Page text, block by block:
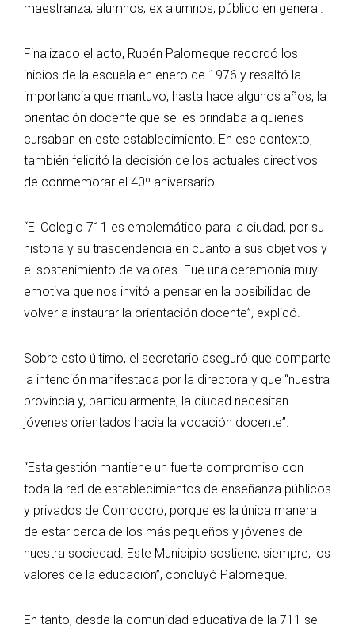
maestranza; alumnos; ex alumnos; público en general.
Finalizado el acto, Rubén Palomeque recordó los
inicios de la escuela en enero de 1976 y resaltó la
importancia que mantuvo, hasta hace algunos años, la
orientación docente que se les brindaba a quienes
cursaban en este establecimiento. En ese contexto,
también felicitó la decisión de los actuales directivos
de conmemorar el 40º aniversario.
“El Colegio 711 es emblemático para la ciudad, por su
historia y su trascendencia en cuanto a sus objetivos y
el sostenimiento de valores. Fue una ceremonia muy
emotiva que nos invitó a pensar en la posibilidad de
volver a instaurar la orientación docente”, explicó.
Sobre esto último, el secretario aseguró que comparte
la intención manifestada por la directora y que “nuestra
provincia y, particularmente, la ciudad necesitan
jóvenes orientados hacia la vocación docente”.
“Esta gestión mantiene un fuerte compromiso con
toda la red de establecimientos de enseñanza públicos
y privados de Comodoro, porque es la única manera
de estar cerca de los más pequeños y jóvenes de
nuestra sociedad. Este Municipio sostiene, siempre, los
valores de la educación”, concluyó Palomeque.
En tanto, desde la comunidad educativa de la 711 se